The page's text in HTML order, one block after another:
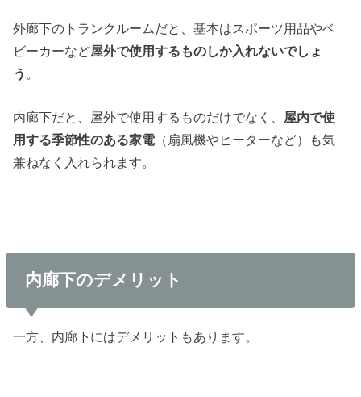
外廊下のトランクルームだと、基本はスポーツ用品やベ
ビーカーなど屋外で使用するものしか入れないでしょ
う 。
内廊下だと、屋外で使用するものだけでなく、 屋内で使
用する季節性のある家電（扇風機やヒーターなど）も気
兼ねなく入れられます。
内廊下のデメリット
一方、内廊下にはデメリットもあります。